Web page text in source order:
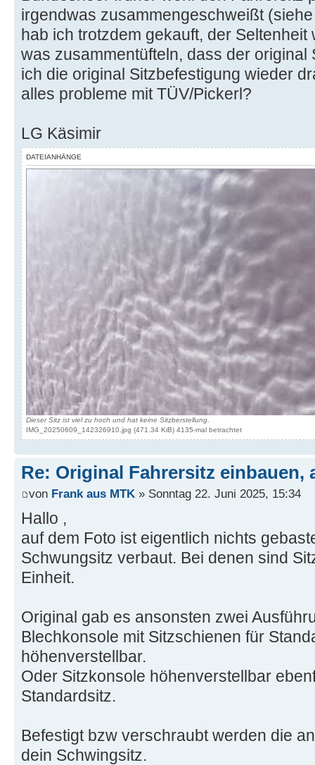
irgendwas zusammengeschweißt
hab ich trotzdem gekauft, der Seltenheit
was zusammentüfteln, dass der original
ich die original Sitzbefestigung wieder
alles probleme mit TÜV/Pickerl?
LG Käsimir
DATEIANHÄNGE
Dieser Sitz ist viel zu hoch und hat keine Sitzberstellung.
IMG_20250609_142326910.jpg (471.34 KiB) 4135-mal betrachtet
Re: Original Fahrersitz einbauen,
von Frank aus MTK » Sonntag 22. Juni 2025, 15:34
Hallo ,
auf dem Foto ist eigentlich nichts
Schwungsitz verbaut. Bei denen sind
Einheit.
Original gab es ansonsten zwei
Blechkonsole mit Sitzschienen für
höhenverstellbar.
Oder Sitzkonsole höhenverstellbar
Standardsitz.
Befestigt bzw verschraubt werden die
dein Schwingsitz.